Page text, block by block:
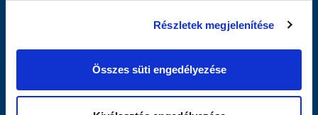
Részletek megjelenítése
Összes süti engedélyezése
2020 - Mérleg, Eredmény
MTK BUDAPEST ZRT._SFP_2021-2021_MLSZ
JÓVÁHAGYÓ HATÁROZAT